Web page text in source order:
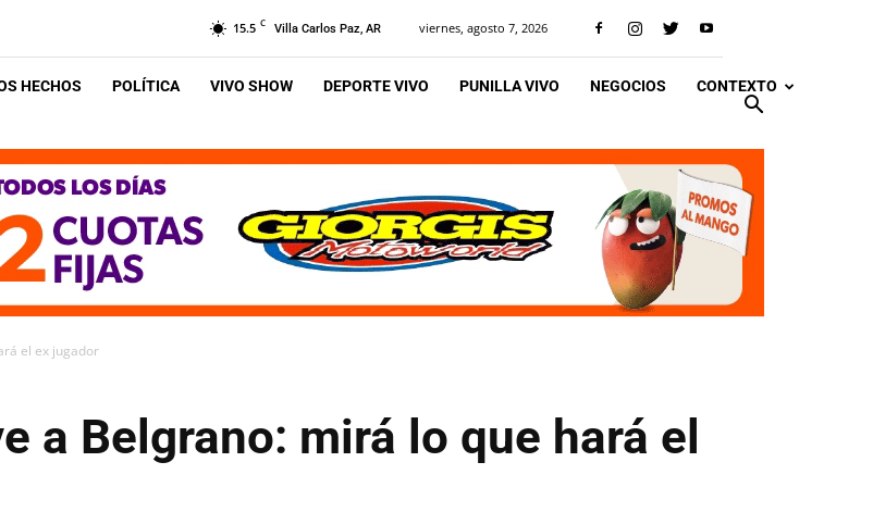
15.5 C Villa Carlos Paz, AR viernes, agosto 7, 2026
HECHOS POLÍTICA VIVO SHOW DEPORTE VIVO PUNILLA VIVO NEGOCIOS CONTEXTO
el ex jugador
a Belgrano: mirá lo que hará el